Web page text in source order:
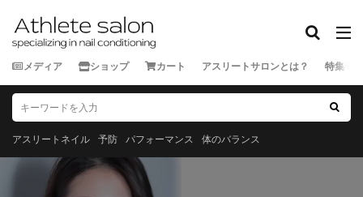
メディア ショップ カート アスリートサロンとは？ 特集
アスリートネイル 予防 パフォーマンス 体のバランス
タグ
★★★★★
ランナー
三重県 京都府 佐賀県
兵庫県
北海道
千葉県